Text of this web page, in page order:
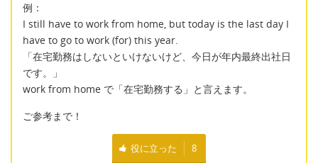
例：
I still have to work from home, but today is the last day I
have to go to work (for) this year.
「在宅勤務はしないといけないけど、今日が年内最終出社日
です。」
work from home で「在宅勤務する」と言えます。
ご参考まで！
役に立った 8